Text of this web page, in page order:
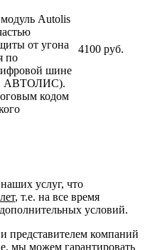
Autolis
от угона
по
шине
АВТОЛИС).
кодом
4100 руб.
услуг, что
, т.е. на все время
условий.
и представителем компаний
мы можем гарантировать